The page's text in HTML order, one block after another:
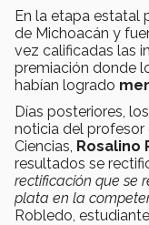
En la etapa estatal
de Michoacán y
vez calificadas las
premiación donde
habían logrado
Días posteriores,
noticia del profesor
Ciencias, Rosalino
resultados se
rectificación que se
plata en la
Robledo,